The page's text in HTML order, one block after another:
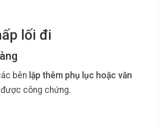
lối đi
bên lập thêm phụ lục hoặc văn
công chứng.